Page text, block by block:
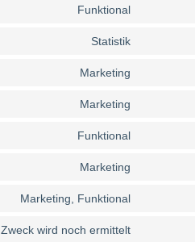
Funktional
Statistik
Marketing
Marketing
Funktional
Marketing
Marketing, Funktional
Zweck wird noch ermittelt